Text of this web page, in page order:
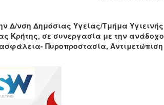
Δ/νση Δημόσιας Υγείας/Τμήμα Υγιεινής
Κρήτης, σε συνεργασία με την ανάδοχο
Πυροπροστασία, Αντιμετώπιση